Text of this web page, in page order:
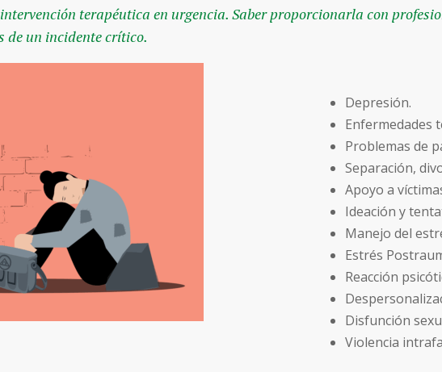
terapéutica en urgencia. Saber proporcionarla con
de un incidente crítico.
Depresión.
Enfermedades
Problemas de
Separación,
Apoyo a
Ideación y
Manejo del
Estrés
Reacción
Disfunción
Violencia